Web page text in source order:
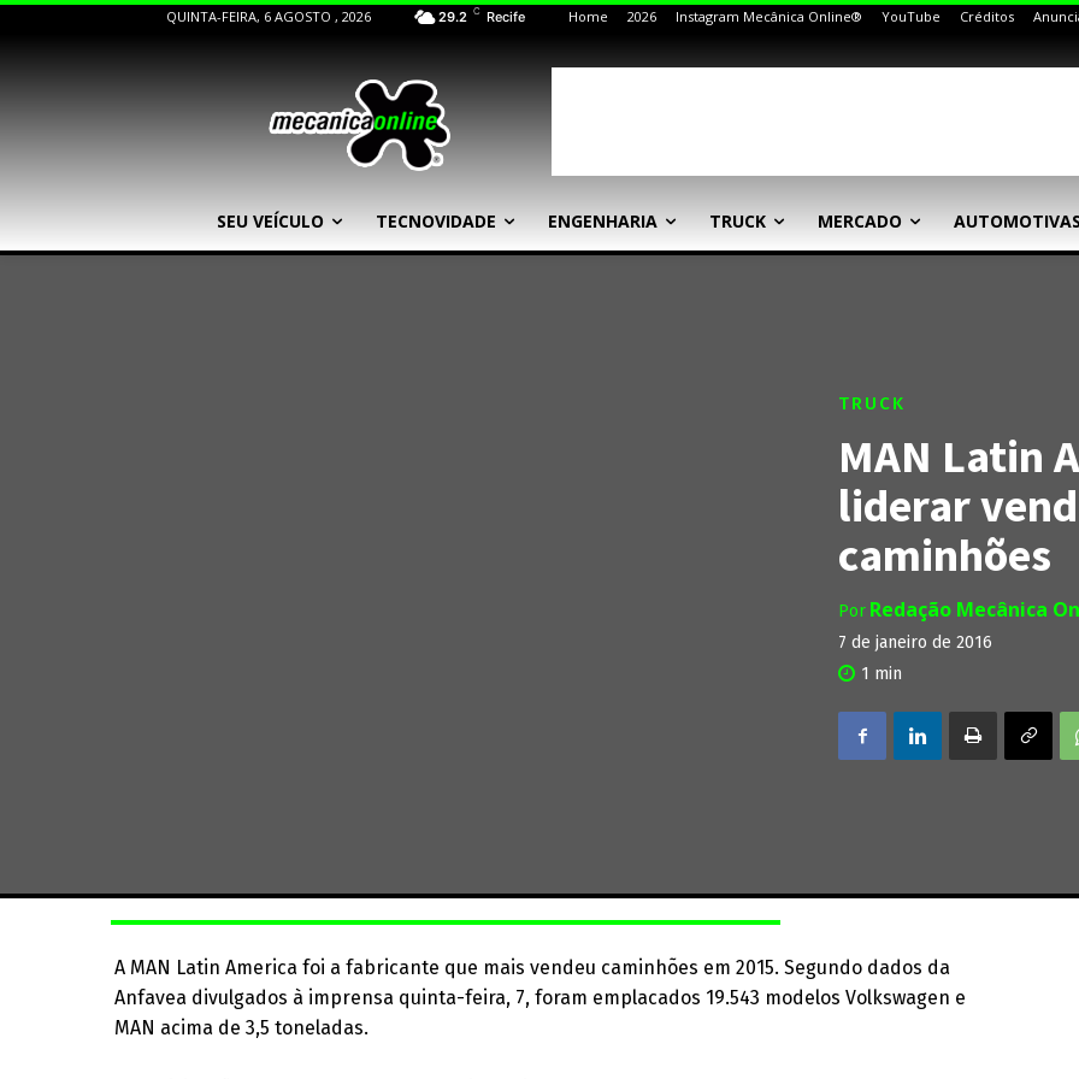
QUINTA-FEIRA, 6 AGOSTO , 2026 29.2 C Recife Home 2026 Instagram Mecânica Online® YouTube Créditos
SEU VEÍCULO TECNOVIDADE ENGENHARIA TRUCK MERCADO AUTOMOTIVAS
TRUCK
MAN Latin
liderar
caminhões
Por Redação Mecânica
7 de janeiro de 2016
1 min
A MAN Latin America foi a fabricante que mais vendeu caminhões em 2015. Segundo dados da
Anfavea divulgados à imprensa quinta-feira, 7, foram emplacados 19.543 modelos Volkswagen e
MAN acima de 3,5 toneladas.